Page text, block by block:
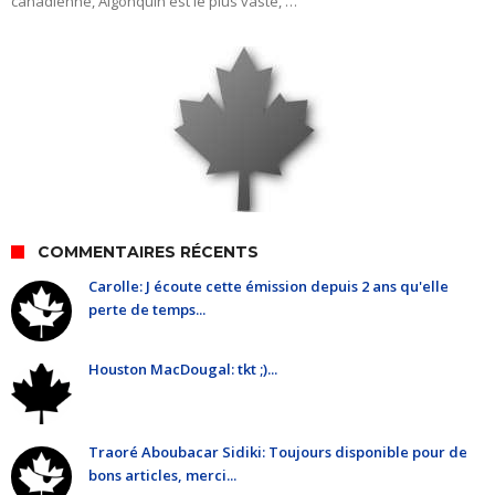
COMMENTAIRES RÉCENTS
Carolle: J écoute cette émission depuis 2 ans qu'elle
perte de temps...
Houston MacDougal: tkt ;)...
Traoré Aboubacar Sidiki: Toujours disponible pour de
bons articles, merci...